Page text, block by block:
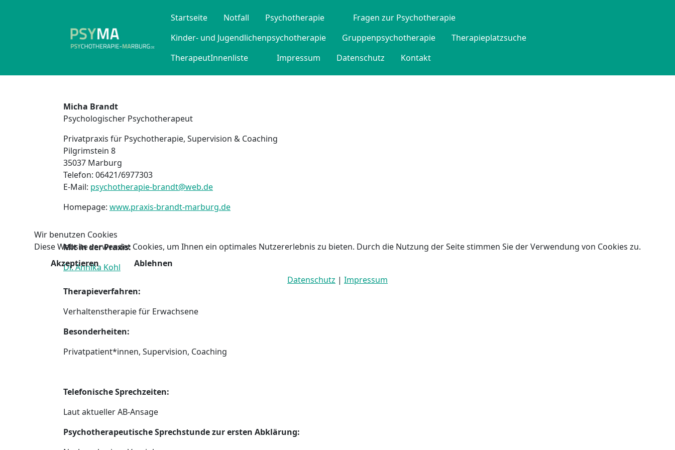
Startseite Notfall Psychotherapie
Fragen zur Psychotherapie
Kinder- und Jugendlichenpsychotherapie
Gruppenpsychotherapie
Therapieplatzsuche
TherapeutInnenliste
Impressum Datenschutz Kontakt
Micha Brandt
Psychologischer Psychotherapeut
Privatpraxis für Psychotherapie, Supervision & Coaching
Pilgrimstein 8
35037 Marburg
Telefon: 06421/6977303
E-Mail: psychotherapie-brandt@web.de
Homepage: www.praxis-brandt-marburg.de
Mit in der Praxis:
Dr. Annika Kohl
Therapieverfahren:
Verhaltenstherapie für Erwachsene
Besonderheiten:
Privatpatient*innen, Supervision, Coaching
Telefonische Sprechzeiten:
Laut aktueller AB-Ansage
Psychotherapeutische Sprechstunde zur ersten Abklärung:
Wir benutzen Cookies
Diese Website verwendet Cookies, um Ihnen ein optimales Nutzererlebnis zu bieten. Durch die Nutzung der Seite stimmen Sie der Verwendung von Cookies zu.
Akzeptieren
Ablehnen
Datenschutz | Impressum